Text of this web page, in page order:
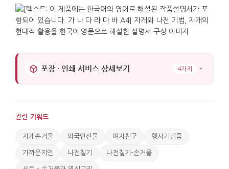
포장 · 인쇄 서비스 상세보기 4가지
관련 키워드
자개손거울 외국인선물 여자친구 행사기념품
가까운지인 나전칠기 나전칠기-손거울